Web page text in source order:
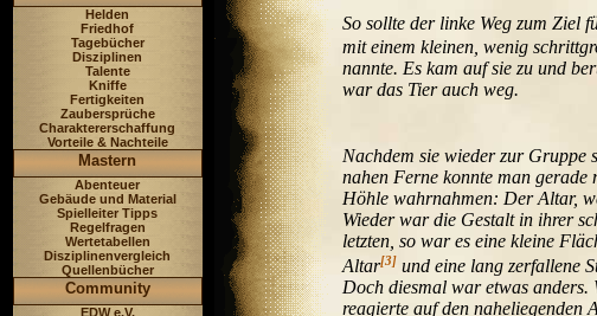
Helden
Friedhof
Tagebücher
Disziplinen
Talente
Kniffe
Fertigkeiten
Zaubersprüche
Charaktererschaffung
Vorteile & Nachteile
Mastern
Abenteuer
Gebäude und Material
Spielleiter Tipps
Regelfragen
Wertetabellen
Disziplinenvergleich
Quellenbücher
Community
EDW e.V.
So sollte der linke Weg zum Ziel
mit einem kleinen, wenig
nannte. Es kam auf sie zu und
war das Tier auch weg.
Nachdem sie wieder zur Gruppe
nahen Ferne konnte man
Höhle wahrnahmen: Der Altar,
Wieder war die Gestalt in ihrer
letzten, so war es eine kleine
Altar[3] und eine lang zerfallene
Doch diesmal war etwas anders.
reagierte auf den naheliegenden